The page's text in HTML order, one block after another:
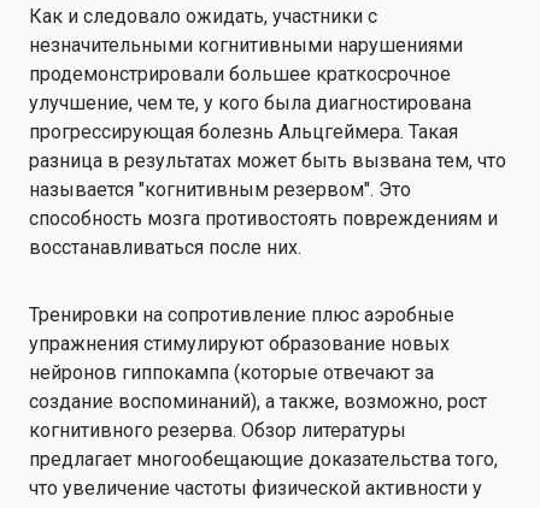
Как и следовало ожидать, участники с
незначительными когнитивными нарушениями
продемонстрировали большее краткосрочное
улучшение, чем те, у кого была диагностирована
прогрессирующая болезнь Альцгеймера. Такая
разница в результатах может быть вызвана тем, что
называется "когнитивным резервом". Это
способность мозга противостоять повреждениям и
восстанавливаться после них.
Тренировки на сопротивление плюс аэробные
упражнения стимулируют образование новых
нейронов гиппокампа (которые отвечают за
создание воспоминаний), а также, возможно, рост
когнитивного резерва. Обзор литературы
предлагает многообещающие доказательства того,
что увеличение частоты физической активности у